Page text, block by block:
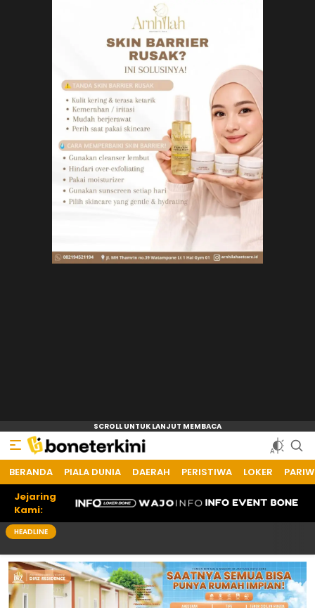
BERANDA PIALA DUNIA DAERAH PERISTIWA LOKER
Jejaring
Kami:
HEADLINE